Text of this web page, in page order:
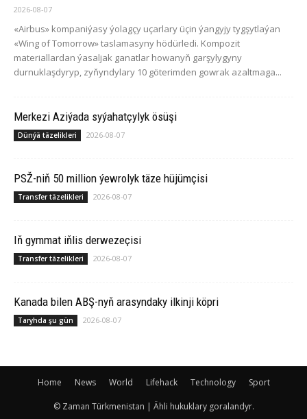
2026-08-07
«Airbus» kompaniýasy ýolagçy uçarlary üçin ýangyjy tygşytlaýan
«Wing of Tomorrow» taslamasyny hödürledi. Kompozit
materiallardan ýasaljak ganatlar howanyň garşylygyny
durnuklaşdyryp, zyňyndylary 10 göterimden gowrak azaltmaga...
Merkezi Aziýada syýahatçylyk ösüşi
Dünýä täzelikleri 2026-08-07
PSŽ-niň 50 million ýewrolyk täze hüjümçisi
Transfer täzelikleri 2026-08-07
Iň gymmat iňlis derwezeçisi
Transfer täzelikleri 2026-08-07
Ka­na­da bilen ABŞ-nyň arasyndaky ilkinji köp­ri
Taryhda şu gün 2026-08-07
Home News World Lifehack Technology Sport
© Zaman Türkmenistan | Ähli hukuklary goralandyr.